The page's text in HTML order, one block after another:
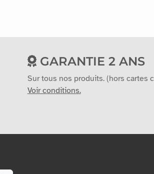
GARANTIE 2 ANS
Sur tous nos produits. (hors cartes
Voir conditions.